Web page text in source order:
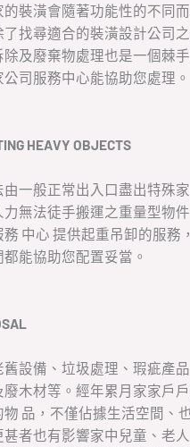
的裝潢會隨著功能性的不同
找尋適合的裝潢設計公司之
及廢棄物處理也是一個棘
司服務中心能協助您處理。
HEAVY OBJECTS
一般正常出入口盡出特殊家
無法徒手搬運之重量型物
務 中心 提供起重吊卸的服務
能協助您配置妥當。
舊設備、垃圾處理、瑕疵產
廢木材等。經年累月家家戶
品，不僅佔據生活空間、
甚者也有影響家中兒童、老